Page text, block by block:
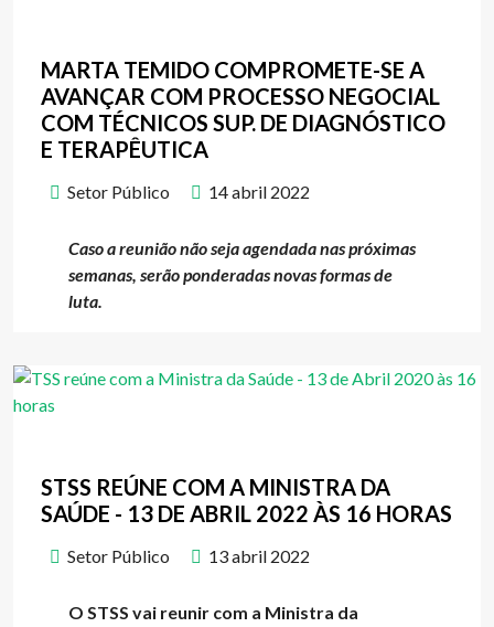
MARTA TEMIDO COMPROMETE-SE A
AVANÇAR COM PROCESSO NEGOCIAL
COM TÉCNICOS SUP. DE DIAGNÓSTICO
E TERAPÊUTICA
Setor Público 14 abril 2022
Caso a reunião não seja agendada nas próximas
semanas, serão ponderadas novas formas de
luta.
STSS REÚNE COM A MINISTRA DA
SAÚDE - 13 DE ABRIL 2022 ÀS 16 HORAS
Setor Público 13 abril 2022
O STSS vai reunir com a Ministra da